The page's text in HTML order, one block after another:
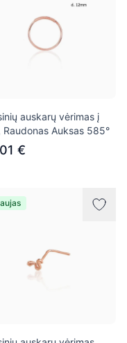
auskarų vėrimas į
Raudonas Auksas 585°
€